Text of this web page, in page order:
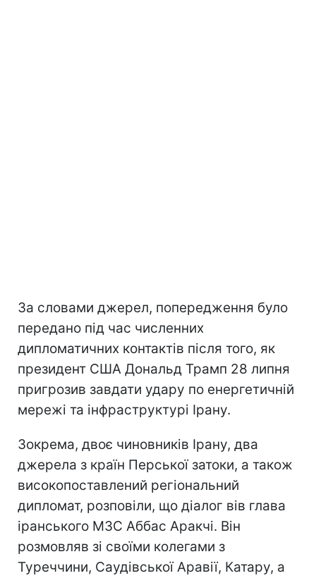
За словами джерел, попередження було
передано під час численних
дипломатичних контактів після того, як
президент США Дональд Трамп 28 липня
пригрозив завдати удару по енергетичній
мережі та інфраструктурі Ірану.
Зокрема, двоє чиновників Ірану, два
джерела з країн Перської затоки, а також
високопоставлений регіональний
дипломат, розповіли, що діалог вів глава
іранського МЗС Аббас Аракчі. Він
розмовляв зі своїми колегами з
Туреччини, Саудівської Аравії, Катару, а